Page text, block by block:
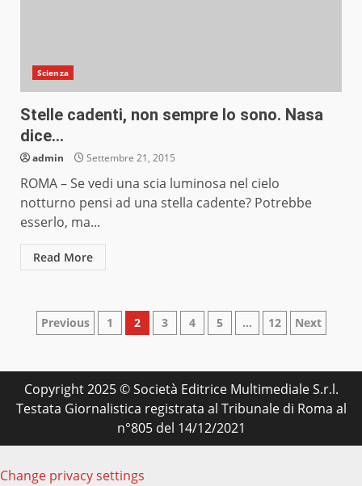
Scienza
Stelle cadenti, non sempre lo sono. Nasa
dice…
admin Settembre 21, 2015
ROMA – Se vedi una scia luminosa nel cielo
notturno pensi ad una stella cadente? Potrebbe
esserlo, ma...
Read More
Paginazione
articoli
Previous 1 2 3 4 5 … 12 Next
Copyright 2025 © Società Editrice Multimediale S.r.l.
Testata Giornalistica registrata al Tribunale di Roma al
n°805 del 14/12/2021
Change privacy settings